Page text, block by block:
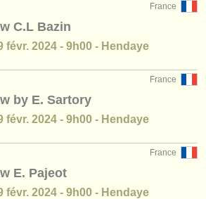
France
C.L Bazin
févr. 2024 - 9h00 - Hendaye
France
by E. Sartory
févr. 2024 - 9h00 - Hendaye
France
E. Pajeot
févr. 2024 - 9h00 - Hendaye